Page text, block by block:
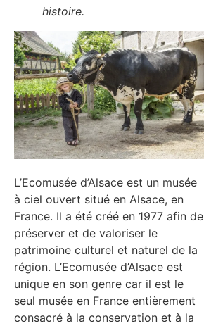
histoire.
L’Ecomusée d’Alsace est un musée
à ciel ouvert situé en Alsace, en
France. Il a été créé en 1977 afin de
préserver et de valoriser le
patrimoine culturel et naturel de la
région. L’Ecomusée d’Alsace est
unique en son genre car il est le
seul musée en France entièrement
consacré à la conservation et à la